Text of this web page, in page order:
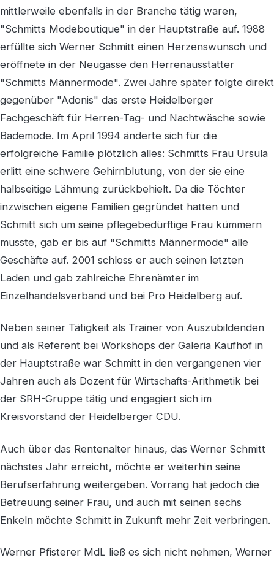
mittlerweile ebenfalls in der Branche tätig waren,
"Schmitts Modeboutique" in der Hauptstraße auf. 1988
erfüllte sich Werner Schmitt einen Herzenswunsch und
eröffnete in der Neugasse den Herrenausstatter
"Schmitts Männermode". Zwei Jahre später folgte direkt
gegenüber "Adonis" das erste Heidelberger
Fachgeschäft für Herren-Tag- und Nachtwäsche sowie
Bademode. Im April 1994 änderte sich für die
erfolgreiche Familie plötzlich alles: Schmitts Frau Ursula
erlitt eine schwere Gehirnblutung, von der sie eine
halbseitige Lähmung zurückbehielt. Da die Töchter
inzwischen eigene Familien gegründet hatten und
Schmitt sich um seine pflegebedürftige Frau kümmern
musste, gab er bis auf "Schmitts Männermode" alle
Geschäfte auf. 2001 schloss er auch seinen letzten
Laden und gab zahlreiche Ehrenämter im
Einzelhandelsverband und bei Pro Heidelberg auf.
Neben seiner Tätigkeit als Trainer von Auszubildenden
und als Referent bei Workshops der Galeria Kaufhof in
der Hauptstraße war Schmitt in den vergangenen vier
Jahren auch als Dozent für Wirtschafts-Arithmetik bei
der SRH-Gruppe tätig und engagiert sich im
Kreisvorstand der Heidelberger CDU.
Auch über das Rentenalter hinaus, das Werner Schmitt
nächstes Jahr erreicht, möchte er weiterhin seine
Berufserfahrung weitergeben. Vorrang hat jedoch die
Betreuung seiner Frau, und auch mit seinen sechs
Enkeln möchte Schmitt in Zukunft mehr Zeit verbringen.
Werner Pfisterer MdL ließ es sich nicht nehmen, Werner